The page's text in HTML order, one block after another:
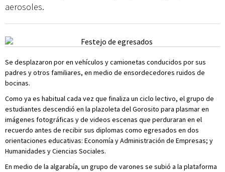
aerosoles.
Se desplazaron por en vehículos y camionetas conducidos por sus
padres y otros familiares, en medio de ensordecedores ruidos de
bocinas.
Como ya es habitual cada vez que finaliza un ciclo lectivo, el grupo de
estudiantes descendió en la plazoleta del Gorosito para plasmar en
imágenes fotográficas y de videos escenas que perduraran en el
recuerdo antes de recibir sus diplomas como egresados en dos
orientaciones educativas: Economía y Administración de Empresas; y
Humanidades y Ciencias Sociales.
En medio de la algarabía, un grupo de varones se subió a la plataforma